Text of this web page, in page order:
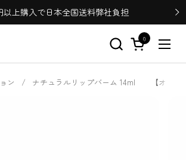
以上購入で日本全国送料弊社負担
カートを開く
0
メニ
ン / ナチュラルリップバーム 14ml 【オンラ